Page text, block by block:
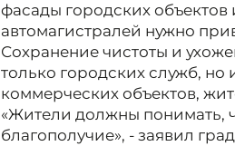
фасады городских
автомагистралей нужно
Сохранение чистоты и
только городских служб, но
коммерческих объектов,
«Жители должны понимать,
благополучие», - заявил